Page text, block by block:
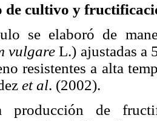
de cultivo y
se elaboró de
vulgareL.) ajustadas a
resistentes a alta
et al. (2002).
producción de